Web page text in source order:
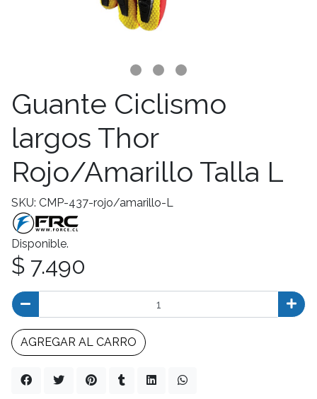
Guante Ciclismo
largos Thor
Rojo/Amarillo Talla L
SKU: CMP-437-rojo/amarillo-L
Disponible.
$ 7.490
AGREGAR AL CARRO